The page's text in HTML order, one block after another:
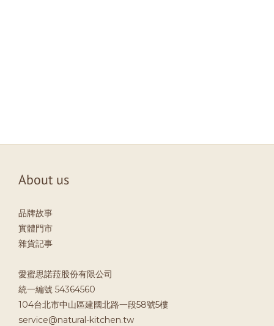
About us
品牌故事
實體門市
雜貨記事
愛蜜思諾菈股份有限公司
統一編號 54364560
104台北市中山區建國北路一段58號5樓
service@natural-kitchen.tw